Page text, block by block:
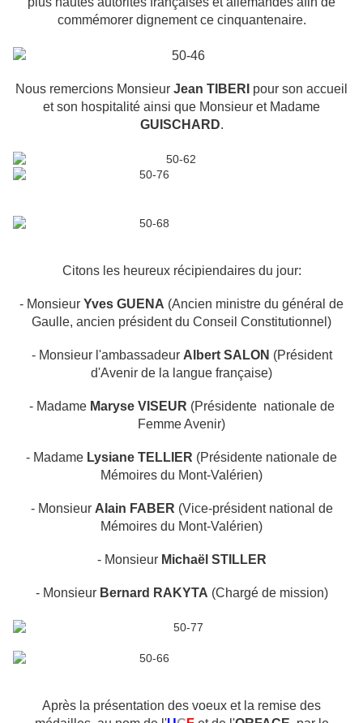
commémorer dignement ce cinquantenaire.
Nous remercions Monsieur Jean TIBERI pour son accueil
et son hospitalité ainsi que Monsieur et Madame
GUISCHARD.
Citons les heureux récipiendaires du jour:
- Monsieur Yves GUENA (Ancien ministre du général de
Gaulle, ancien président du Conseil Constitutionnel)
- Monsieur l'ambassadeur Albert SALON (Président
d'Avenir de la langue française)
- Madame Maryse VISEUR (Présidente nationale de
Femme Avenir)
- Madame Lysiane TELLIER (Présidente nationale de
Mémoires du Mont-Valérien)
- Monsieur Alain FABER (Vice-président national de
Mémoires du Mont-Valérien)
- Monsieur Michaël STILLER
- Monsieur Bernard RAKYTA (Chargé de mission)
Après la présentation des voeux et la remise des